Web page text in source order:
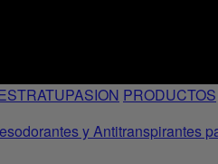
PRODUCTOS
y Antitranspirantes